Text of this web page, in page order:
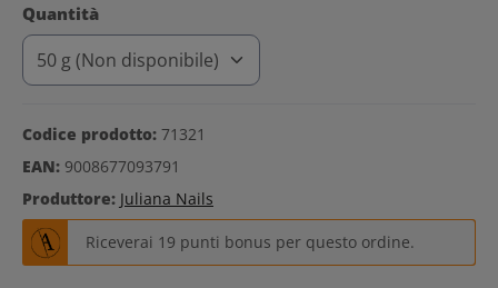
Seleziona
Quantità
Codice prodotto: 71321
EAN: 9008677093791
Produttore: Juliana Nails
Riceverai 19 punti bonus per questo ordine.